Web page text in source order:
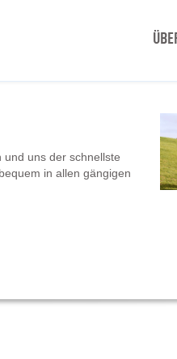
uns der schnellste
in allen gängigen